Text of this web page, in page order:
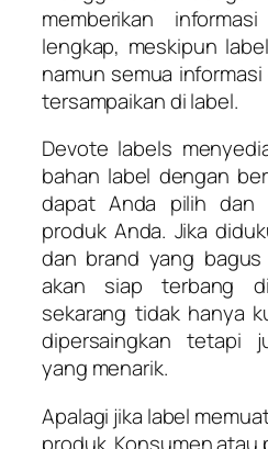
memberikan
lengkap, meskipun
namun semua
tersampaikan di label.
Devote labels
bahan label dengan
dapat Anda pilih dan
produk Anda. Jika
dan brand yang
akan siap terbang
sekarang tidak hanya
dipersaingkan tetapi
yang menarik.
Apalagi jika label